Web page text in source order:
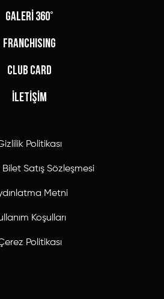
GALERİ 360°
FRANCHISING
CLUB CARD
İLETİŞİM
Politikası
Satış Sözleşmesi
Metni
Koşulları
Politikası